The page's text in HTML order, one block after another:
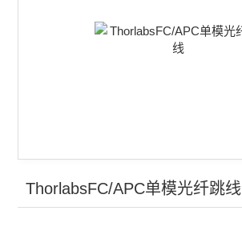
ThorlabsFC/APC单模光纤跳线